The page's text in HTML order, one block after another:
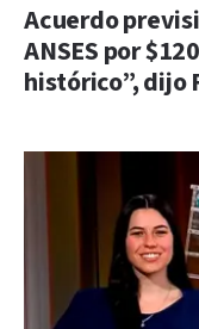
Acuerdo
ANSES por
histórico”, dijo